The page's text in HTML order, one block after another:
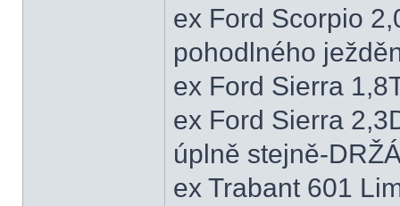
ex Ford Scorpio
pohodlného
ex Ford Sierra
ex Ford Sierra
úplně stejně-
ex Trabant 601